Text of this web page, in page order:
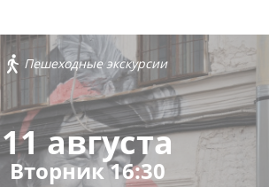
Пешеходные экскурсии
11 августа
Вторник 16:30